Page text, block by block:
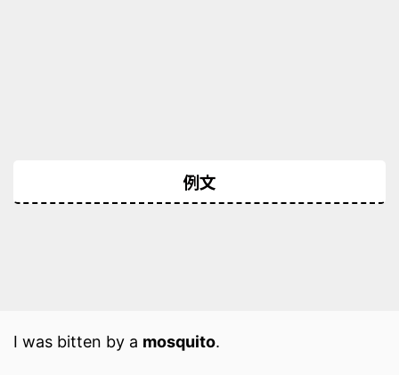
例文
I was bitten by a mosquito.